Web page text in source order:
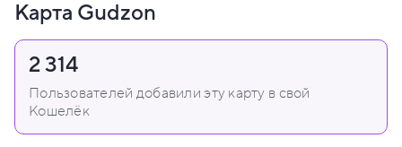
Карта Gudzon
2 314
Пользователей добавили эту карту в свой
Кошелёк